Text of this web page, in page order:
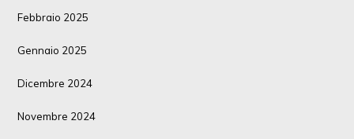
Febbraio 2025
Gennaio 2025
Dicembre 2024
Novembre 2024